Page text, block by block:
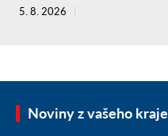
5. 8. 2026
Noviny z vašeho kraje